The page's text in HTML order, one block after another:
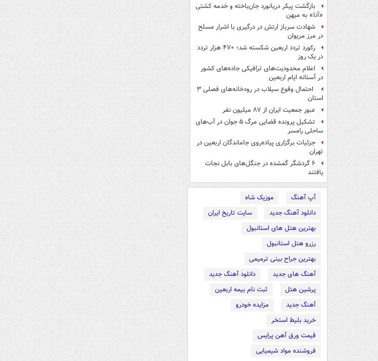
بازگشت پیکر دریانورد جان‌باخته و خدمه کشتی
«آنا» به میهن
شهادت سرباز ارتش در درگیری با اشرار مسلح
در مرز مریوان
رکورد تردد اربعین شکسته شد؛ ۴۷۰ هزار تردد
در یک روز
اعلام محدودیت‌های ترافیکی جاده‌های کشور
در آستانه ایام اربعین
احتمال وقوع سیلاب در رودخانه‌های فصلی ۳
استان
عبور جمعیت ایران از ۸۷ میلیون نفر
تشکیل پرونده قضایی مرگ ۵ جوان در آب‌های
ساحلی رامسر
جزئیات برگزاری پیاده‌روی جاماندگان اربعین در
تهران
۶ گردشگر گمشده در جنگل‌های بابل نجات
یافتند
آپ آهنگ
موزیک شاه
دانلود آهنگ جدید
سایت تاریخ ایران
بهترین هتل های استانبول
رزرو هتل استانبول
بهترین جراح بینی ترمیمی
آهنگ های جدید
دانلود آهنگ جدید
پرشین هتل
ثبت نام بیمه اربعین
آهنگ جدید
مزایده خودرو
خرید بلیط استخر
قیمت ورق آهن پرایس
فروشنده مواد شیمیایی